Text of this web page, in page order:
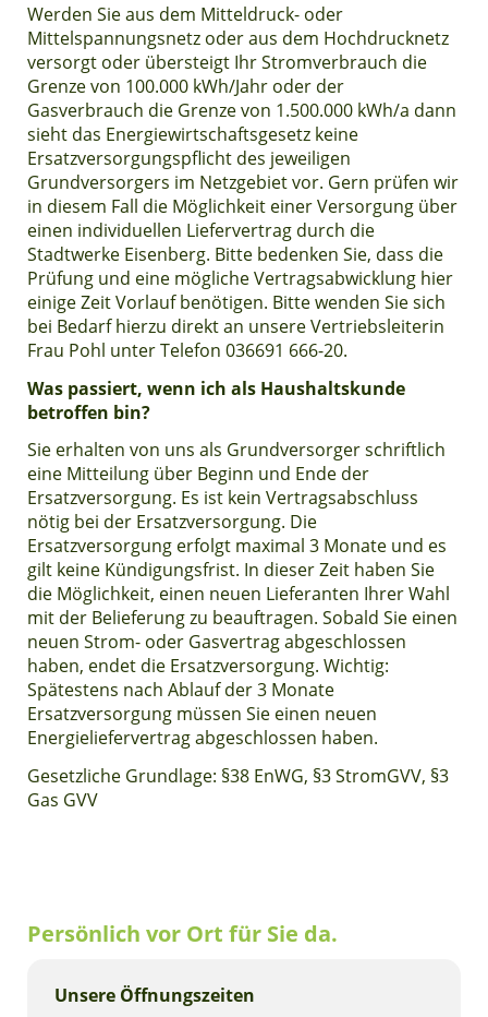
Werden Sie aus dem Mitteldruck- oder
Mittelspannungsnetz oder aus dem Hochdrucknetz
versorgt oder übersteigt Ihr Stromverbrauch die
Grenze von 100.000 kWh/Jahr oder der
Gasverbrauch die Grenze von 1.500.000 kWh/a dann
sieht das Energiewirtschaftsgesetz keine
Ersatzversorgungspflicht des jeweiligen
Grundversorgers im Netzgebiet vor. Gern prüfen wir
in diesem Fall die Möglichkeit einer Versorgung über
einen individuellen Liefervertrag durch die
Stadtwerke Eisenberg. Bitte bedenken Sie, dass die
Prüfung und eine mögliche Vertragsabwicklung hier
einige Zeit Vorlauf benötigen. Bitte wenden Sie sich
bei Bedarf hierzu direkt an unsere Vertriebsleiterin
Frau Pohl unter Telefon 036691 666-20.
Was passiert, wenn ich als Haushaltskunde
betroffen bin?
Sie erhalten von uns als Grundversorger schriftlich
eine Mitteilung über Beginn und Ende der
Ersatzversorgung. Es ist kein Vertragsabschluss
nötig bei der Ersatzversorgung. Die
Ersatzversorgung erfolgt maximal 3 Monate und es
gilt keine Kündigungsfrist. In dieser Zeit haben Sie
die Möglichkeit, einen neuen Lieferanten Ihrer Wahl
mit der Belieferung zu beauftragen. Sobald Sie einen
neuen Strom- oder Gasvertrag abgeschlossen
haben, endet die Ersatzversorgung. Wichtig:
Spätestens nach Ablauf der 3 Monate
Ersatzversorgung müssen Sie einen neuen
Energieliefervertrag abgeschlossen haben.
Gesetzliche Grundlage: §38 EnWG, §3 StromGVV, §3
Gas GVV
Persönlich vor Ort für Sie da.
Unsere Öffnungszeiten